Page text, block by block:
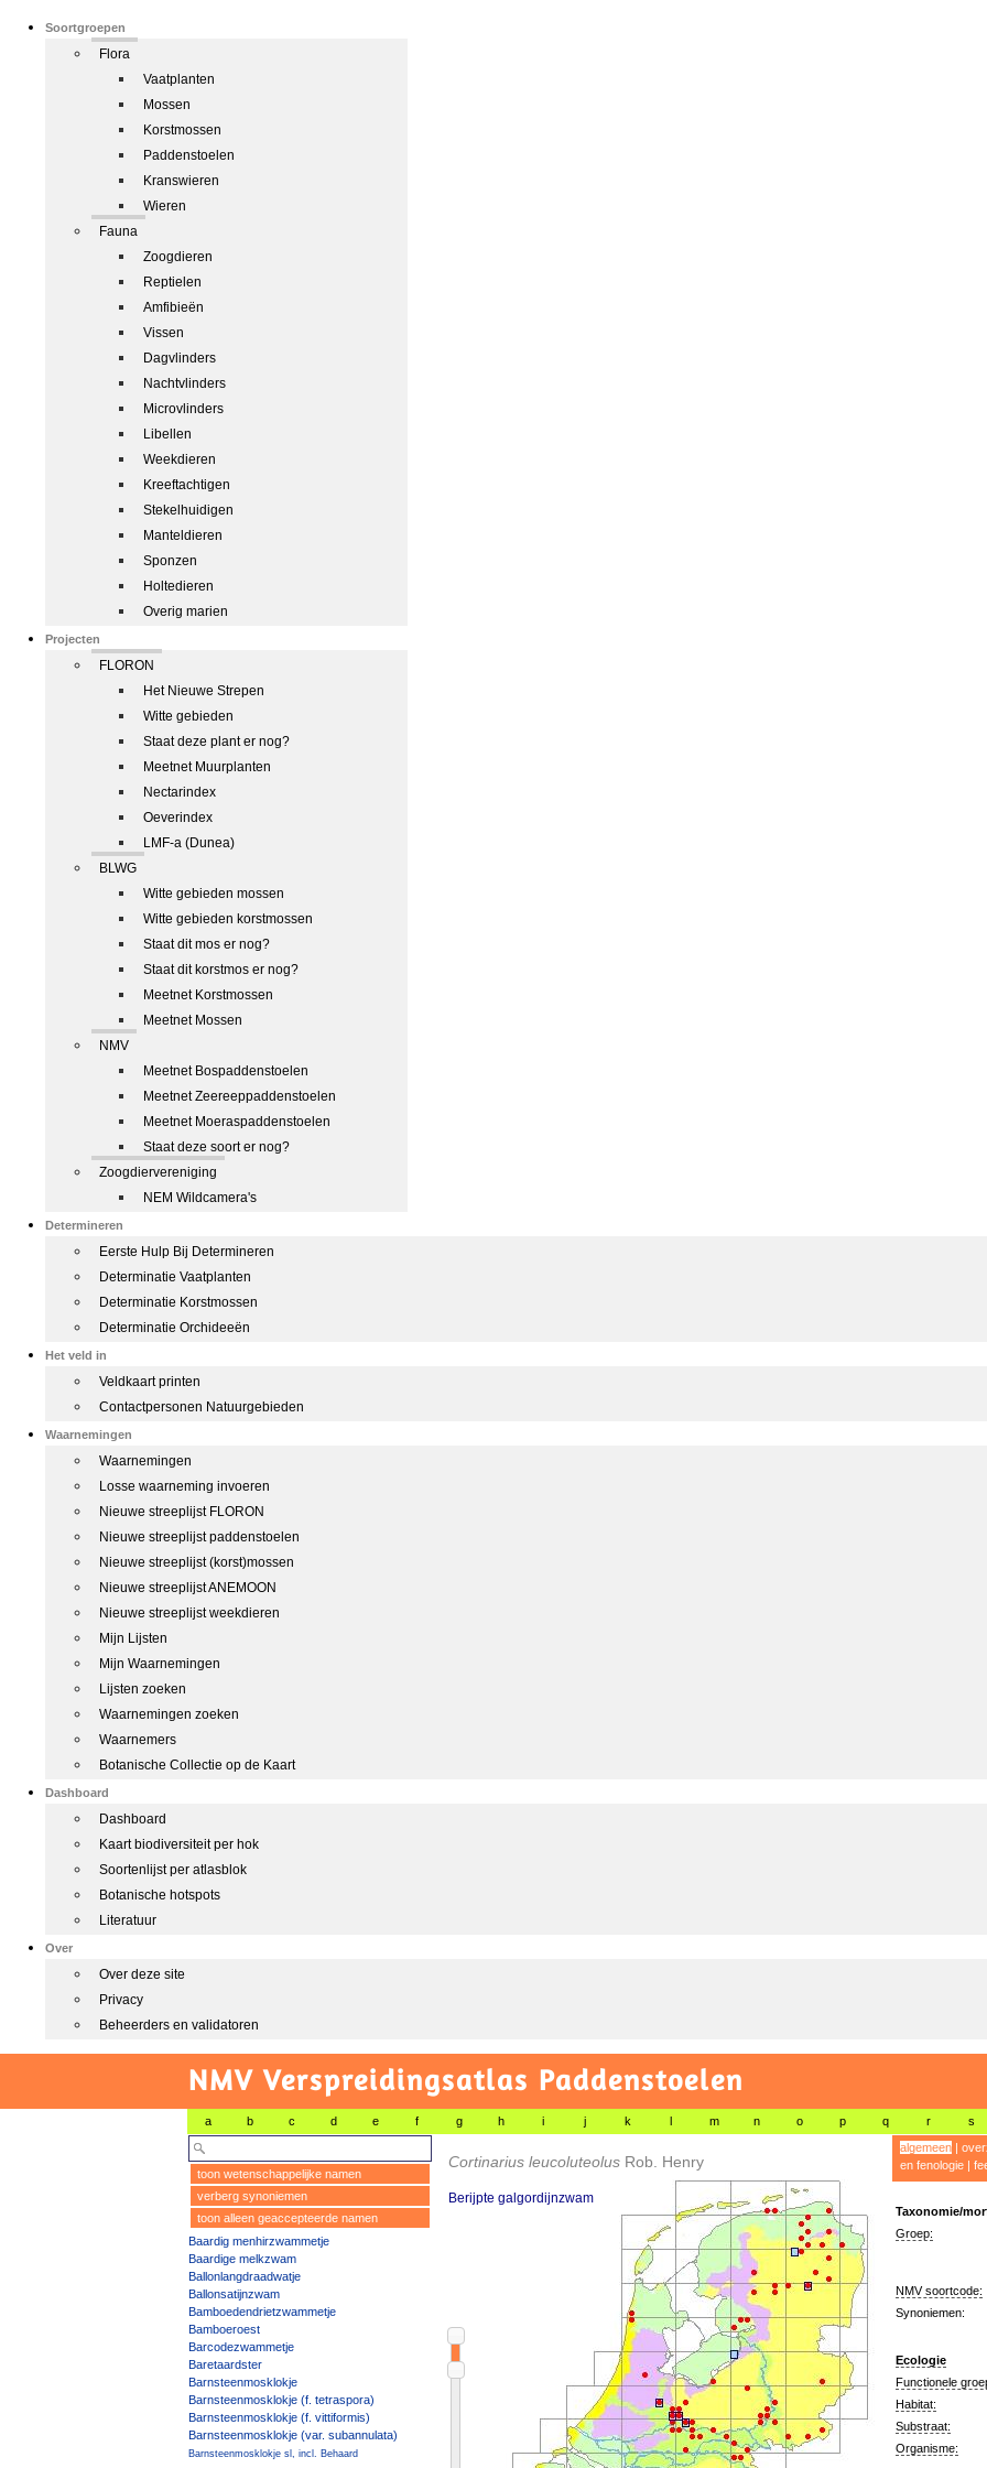
Soortgroepen
Flora
Vaatplanten
Mossen
Korstmossen
Paddenstoelen
Kranswieren
Wieren
Fauna
Zoogdieren
Reptielen
Amfibieën
Vissen
Dagvlinders
Nachtvlinders
Microvlinders
Libellen
Weekdieren
Kreeftachtigen
Stekelhuidigen
Manteldieren
Sponzen
Holtedieren
Overig marien
Projecten
FLORON
Het Nieuwe Strepen
Witte gebieden
Staat deze plant er nog?
Meetnet Muurplanten
Nectarindex
Oeverindex
LMF-a (Dunea)
BLWG
Witte gebieden mossen
Witte gebieden korstmossen
Staat dit mos er nog?
Staat dit korstmos er nog?
Meetnet Korstmossen
Meetnet Mossen
NMV
Meetnet Bospaddenstoelen
Meetnet Zeereeppaddenstoelen
Meetnet Moeraspaddenstoelen
Staat deze soort er nog?
Zoogdiervereniging
NEM Wildcamera's
Determineren
Eerste Hulp Bij Determineren
Determinatie Vaatplanten
Determinatie Korstmossen
Determinatie Orchideeën
Het veld in
Veldkaart printen
Contactpersonen Natuurgebieden
Waarnemingen
Waarnemingen
Losse waarneming invoeren
Nieuwe streeplijst FLORON
Nieuwe streeplijst paddenstoelen
Nieuwe streeplijst (korst)mossen
Nieuwe streeplijst ANEMOON
Nieuwe streeplijst weekdieren
Mijn Lijsten
Mijn Waarnemingen
Lijsten zoeken
Waarnemingen zoeken
Waarnemers
Botanische Collectie op de Kaart
Dashboard
Dashboard
Kaart biodiversiteit per hok
Soortenlijst per atlasblok
Botanische hotspots
Literatuur
Over
Over deze site
Privacy
Beheerders en validatoren
NMV Verspreidingsatlas Paddenstoelen
a b c d e f g h i j k l m n o p q r s
toon wetenschappelijke namen
verberg synoniemen
toon alleen geaccepteerde namen
Baardig menhirzwammetje
Baardige melkzwam
Ballonlangdraadwatje
Ballonsatijnzwam
Bamboedendrietzwammetje
Bamboeroest
Barcodezwammetje
Baretaardster
Barnsteenmosklokje
Barnsteenmosklokje (f. tetraspora)
Barnsteenmosklokje (f. vittiformis)
Barnsteenmosklokje (var. subannulata)
Barnsteenmosklokje sl, incl. Behaard
Cortinarius leucoluteolus Rob. Henry
Berijpte galgordijnzwam
algemeen|
en fenologie|
Taxonomie/
Groep:
NMV soortcode:
Synoniemen:
Ecologie
Functionele
Habitat:
Substraat:
Organisme: